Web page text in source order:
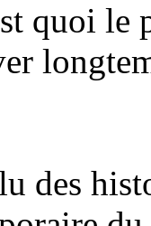
quoi le
des